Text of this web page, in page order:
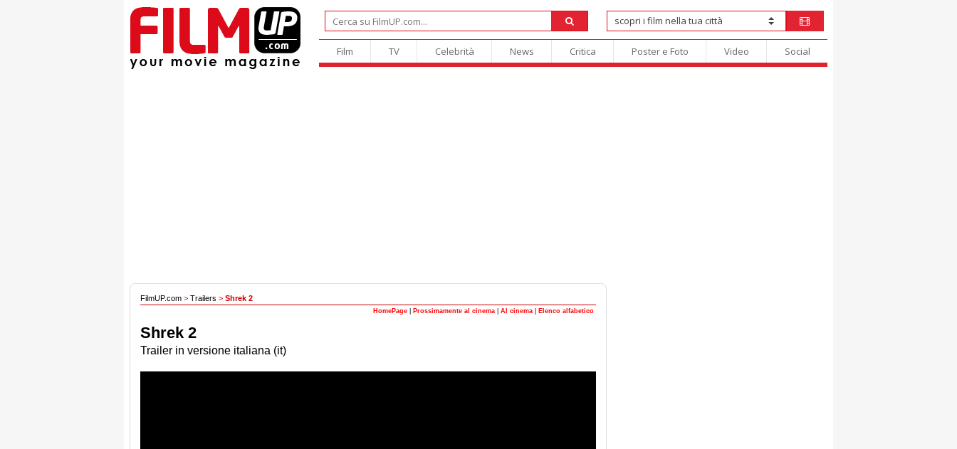
Film TV Celebrità News Critica Poster e Foto Video Social
FilmUP.com > Trailers > Shrek 2
HomePage Prossimamente al cinema Al cinema Elenco alfabetico
Shrek 2
Trailer in versione italiana (it)